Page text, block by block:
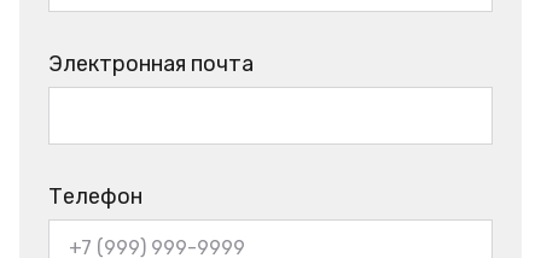
Электронная почта
Телефон